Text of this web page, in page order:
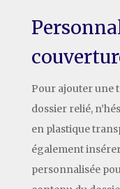
Pour ajouter une
dossier relié,
en plastique
également
personnalisée